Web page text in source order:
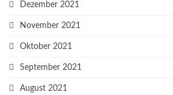
Dezember 2021
November 2021
Oktober 2021
September 2021
August 2021